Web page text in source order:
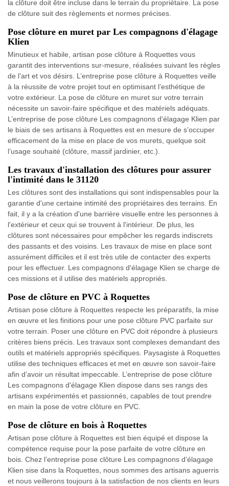
la clôture doit être incluse dans le terrain du propriétaire. La pose
de clôture suit des règlements et normes précises.
Pose clôture en muret par Les compagnons d'élagage
Klien
Minutieux et habile, artisan pose clôture à Roquettes vous
garantit des interventions sur-mesure, réalisées suivant les règles
de l’art et vos désirs. L’entreprise pose clôture à Roquettes veille
à la réussite de votre projet tout en optimisant l’esthétique de
votre extérieur. La pose de clôture en muret sur votre terrain
nécessite un savoir-faire spécifique et des matériels adéquats.
L’entreprise de pose clôture Les compagnons d'élagage Klien par
le biais de ses artisans à Roquettes est en mesure de s’occuper
efficacement de la mise en place de vos murets, quelque soit
l’usage souhaité (clôture, massif jardinier, etc.).
Les travaux d'installation des clôtures pour assurer
l'intimité dans le 31120
Les clôtures sont des installations qui sont indispensables pour la
garantie d'une certaine intimité des propriétaires des terrains. En
fait, il y a la création d'une barrière visuelle entre les personnes à
l'extérieur et ceux qui se trouvent à l'intérieur. De plus, les
clôtures sont nécessaires pour empêcher les regards indiscrets
des passants et des voisins. Les travaux de mise en place sont
assurément difficiles et il est très utile de contacter des experts
pour les effectuer. Les compagnons d'élagage Klien se charge de
ces missions et il utilise des matériels appropriés.
Pose de clôture en PVC à Roquettes
Artisan pose clôture à Roquettes respecte les préparatifs, la mise
en œuvre et les finitions pour une pose clôture PVC parfaite sur
votre terrain. Poser une clôture en PVC doit répondre à plusieurs
critères biens précis. Les travaux sont complexes demandant des
outils et matériels appropriés spécifiques. Paysagiste à Roquettes
utilise des techniques efficaces et met en œuvre son savoir-faire
afin d’avoir un résultat impeccable. L’entreprise de pose clôture
Les compagnons d'élagage Klien dispose dans ses rangs des
artisans expérimentés et passionnés, capables de tout prendre
en main la pose de votre clôture en PVC.
Pose de clôture en bois à Roquettes
Artisan pose clôture à Roquettes est bien équipé et dispose la
compétence requise pour la pose parfaite de votre clôture en
bois. Chez l’entreprise pose clôture Les compagnons d'élagage
Klien sise dans la Roquettes, nous sommes des artisans aguerris
et nous veillerons toujours à la satisfaction de nos clients en leurs